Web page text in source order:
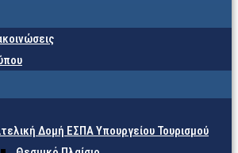
Δομή ΕΣΠΑ Υπουργείου Τουρισμού